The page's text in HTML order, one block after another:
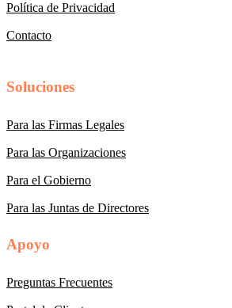
Política de Privacidad
Contacto
Soluciones
Para las Firmas Legales
Para las Organizaciones
Para el Gobierno
Para las Juntas de Directores
Apoyo
Preguntas Frecuentes